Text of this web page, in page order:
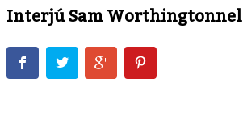
Interjú Sam Worthingtonnel